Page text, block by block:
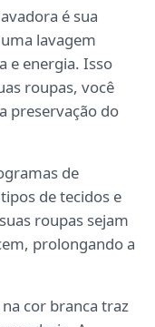
é sua
lavagem
e energia. Isso
roupas, você
preservação do
de
de tecidos e
roupas sejam
prolongando a
cor branca traz